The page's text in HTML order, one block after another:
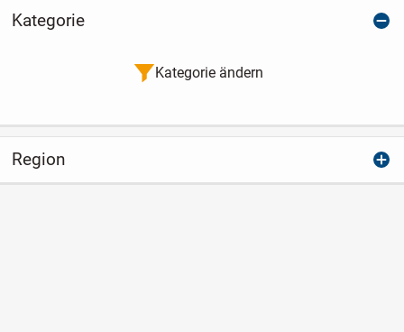
Kategorie
Kategorie ändern
Region